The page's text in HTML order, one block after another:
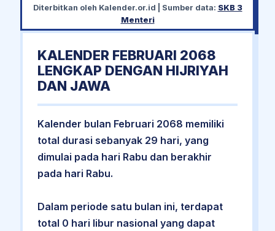
Diterbitkan oleh Kalender.or.id | Sumber data: SKB 3
Menteri
KALENDER FEBRUARI 2068
LENGKAP DENGAN HIJRIYAH
DAN JAWA
Kalender bulan Februari 2068 memiliki
total durasi sebanyak 29 hari, yang
dimulai pada hari Rabu dan berakhir
pada hari Rabu.
Dalam periode satu bulan ini, terdapat
total 0 hari libur nasional yang dapat